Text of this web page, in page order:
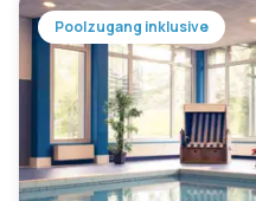
Poolzugang inklusive